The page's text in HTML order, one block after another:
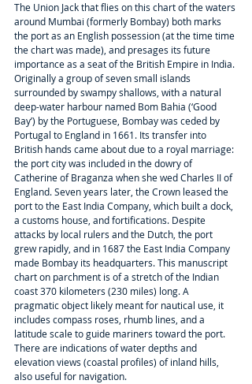
The Union Jack that flies on this chart of the waters
around Mumbai (formerly Bombay) both marks
the port as an English possession (at the time time
the chart was made), and presages its future
importance as a seat of the British Empire in India.
Originally a group of seven small islands
surrounded by swampy shallows, with a natural
deep-water harbour named Bom Bahia (‘Good
Bay’) by the Portuguese, Bombay was ceded by
Portugal to England in 1661. Its transfer into
British hands came about due to a royal marriage:
the port city was included in the dowry of
Catherine of Braganza when she wed Charles II of
England. Seven years later, the Crown leased the
port to the East India Company, which built a dock,
a customs house, and fortifications. Despite
attacks by local rulers and the Dutch, the port
grew rapidly, and in 1687 the East India Company
made Bombay its headquarters. This manuscript
chart on parchment is of a stretch of the Indian
coast 370 kilometers (230 miles) long. A
pragmatic object likely meant for nautical use, it
includes compass roses, rhumb lines, and a
latitude scale to guide mariners toward the port.
There are indications of water depths and
elevation views (coastal profiles) of inland hills,
also useful for navigation.